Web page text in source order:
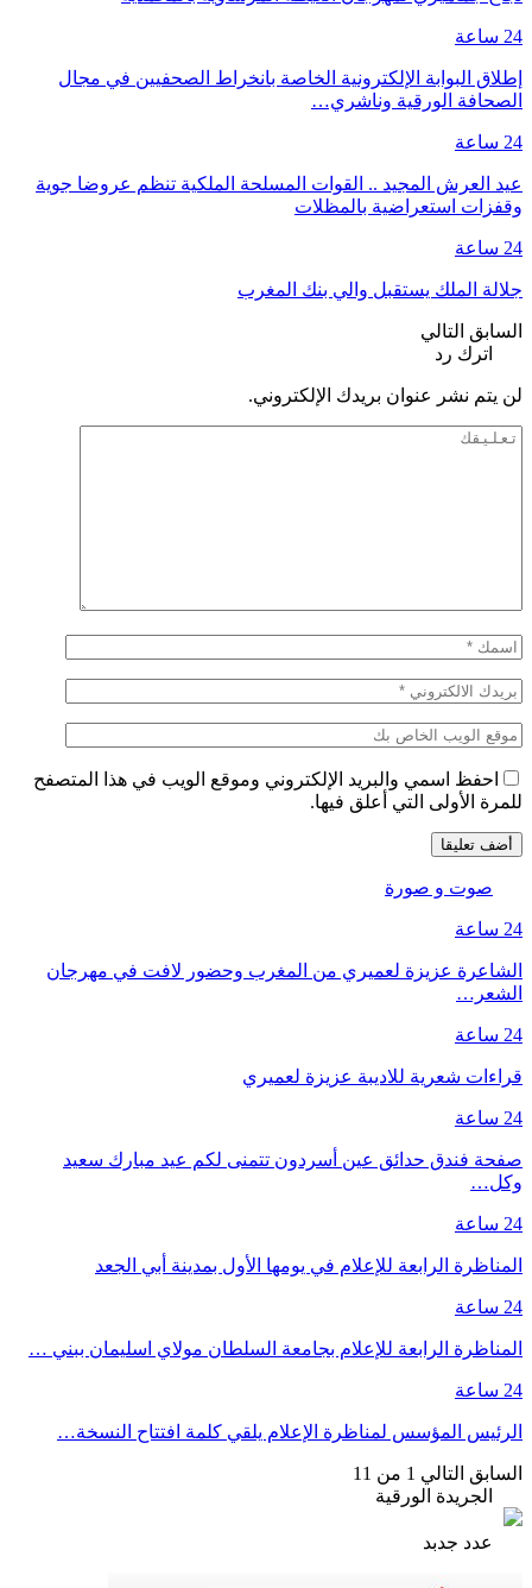
24 ساعة
إطلاق البوابة الإلكترونية الخاصة بانخراط الصحفيين في مجال
الصحافة الورقية وناشري…
24 ساعة
عيد العرش المجيد .. القوات المسلحة الملكية تنظم عروضا جوية
وقفزات استعراضية بالمظلات
24 ساعة
جلالة الملك يستقبل والي بنك المغرب
السابق التالي
اترك رد
لن يتم نشر عنوان بريدك الإلكتروني.
احفظ اسمي والبريد الإلكتروني وموقع الويب في هذا المتصفح
للمرة الأولى التي أعلق فيها.
صوت و صورة
24 ساعة
الشاعرة عزيزة لعميري من المغرب وحضور لافت في مهرجان
الشعر…
24 ساعة
قراءات شعرية للاديبة عزيزة لعميري
24 ساعة
صفحة فندق حدائق عين أسردون تتمنى لكم عيد مبارك سعيد
وكل…
24 ساعة
المناظرة الرابعة للإعلام في يومها الأول بمدينة أبي الجعد
24 ساعة
المناظرة الرابعة للإعلام بجامعة السلطان مولاي اسليمان ببني …
24 ساعة
الرئيس المؤسس لمناظرة الإعلام يلقي كلمة افتتاح النسخة…
السابق التالي 1 من 11
الجريدة الورقية
عدد جدبد